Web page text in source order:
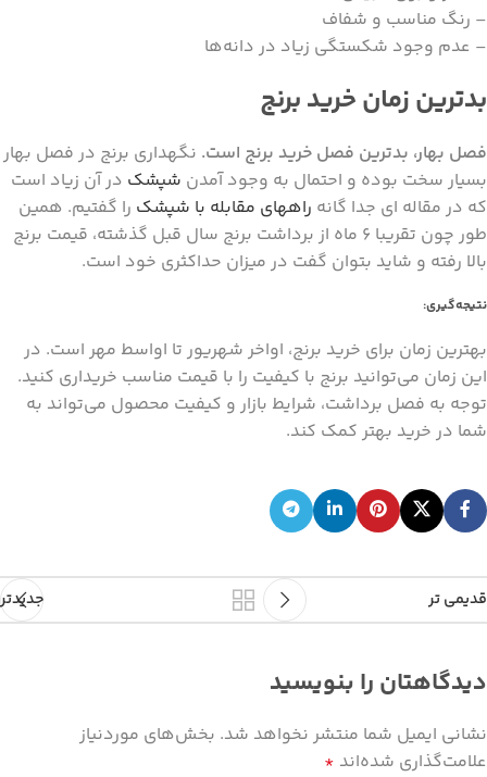
– رنگ مناسب و شفاف
– عدم وجود شکستگی زیاد در دانه‌ها
بدترین زمان خرید برنج
فصل بهار، بدترین فصل خرید برنج است. نگهداری برنج در فصل بهار
بسیار سخت بوده و احتمال به وجود آمدن شپشک در آن زیاد است
که در مقاله ای جدا گانه راههای مقابله با شپشک را گفتیم. همین
طور چون تقریبا 6 ماه از برداشت برنج سال قبل گذشته، قیمت برنج
بالا رفته و شاید بتوان گفت در میزان حداکثری خود است.
نتیجه‌گیری:
بهترین زمان برای خرید برنج، اواخر شهریور تا اواسط مهر است. در
این زمان می‌توانید برنج با کیفیت را با قیمت مناسب خریداری کنید.
توجه به فصل برداشت، شرایط بازار و کیفیت محصول می‌تواند به
شما در خرید بهتر کمک کند.
جدیدتر قدیمی تر
دیدگاهتان را بنویسید
نشانی ایمیل شما منتشر نخواهد شد. بخش‌های موردنیاز
علامت‌گذاری شده‌اند *